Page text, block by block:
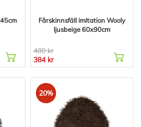
Fårskinnsfäll imitation Wooly
ljusbeige 60x90cm
480 kr
384 kr
20%